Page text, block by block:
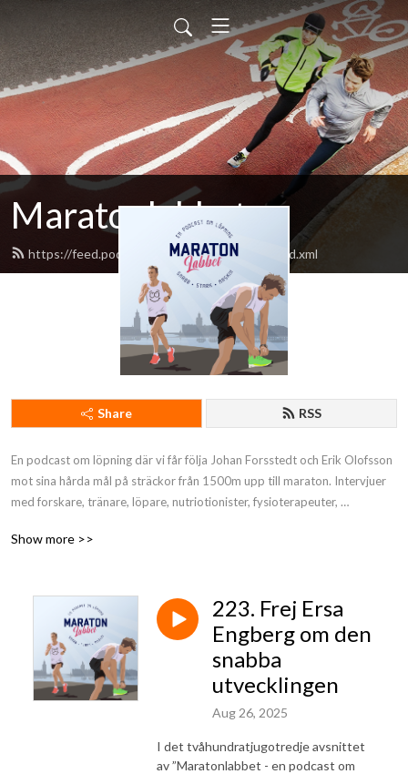
Maratonlabbet
https://feed.podbean.com/maratonlabbet/feed.xml
Share RSS
En podcast om löpning där vi får följa Johan Forsstedt och Erik Olofsson
mot sina hårda mål på sträckor från 1500m upp till maraton. Intervjuer
med forskare, tränare, löpare, nutriotionister, fysioterapeuter,
Show more >>
223. Frej Ersa
Engberg om den
snabba
utvecklingen
Aug 26, 2025
I det tvåhundratjugotredje avsnittet
av ”Maratonlabbet - en podcast om